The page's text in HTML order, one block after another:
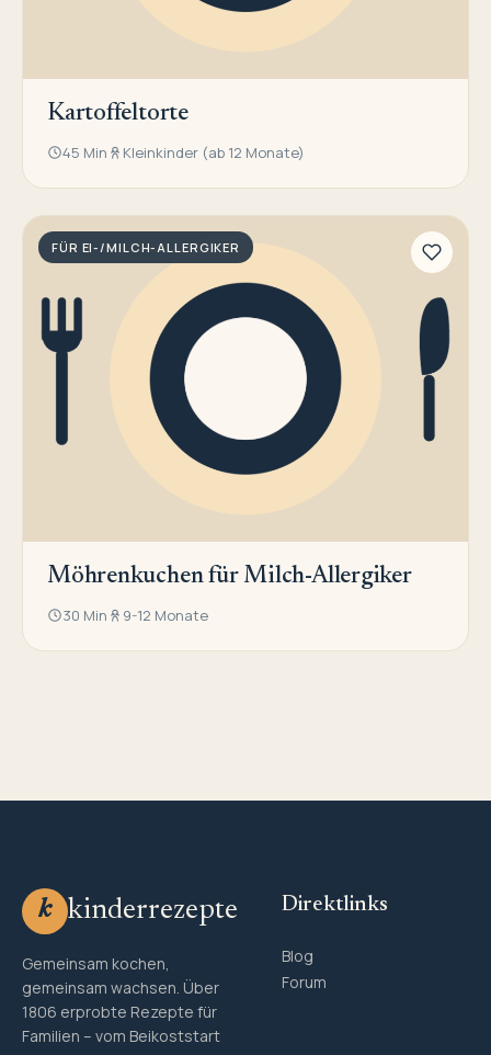
Kartoffeltorte
45 Min Kleinkinder (ab 12 Monate)
FÜR EI-/MILCH-ALLERGIKER
Möhrenkuchen für Milch-Allergiker
30 Min 9-12 Monate
k kinderrezepte
Gemeinsam kochen,
gemeinsam wachsen. Über
1806 erprobte Rezepte für
Familien – vom Beikoststart
Direktlinks
Blog
Forum